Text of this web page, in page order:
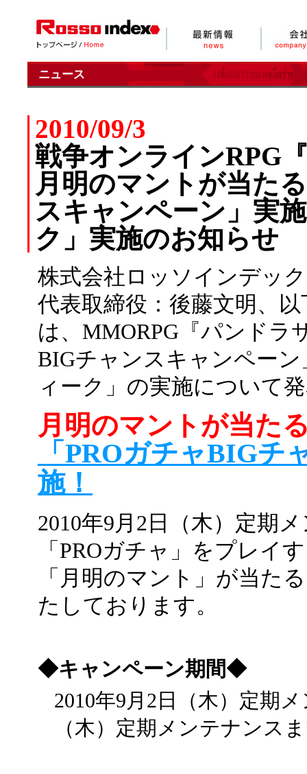
ニュース
2010/09/3
戦争オンラインRPG
月明のマントが当た
スキャンペーン」実
ク」実施のお知らせ
株式会社ロッソインデッ
代表取締役：後藤文明、
は、MMORPG『パンドラ
BIGチャンスキャンペー
ィーク」の実施について
月明のマントが当た
「PROガチャBIGチ
施！
2010年9月2日（木）定期
「PROガチャ」をプレイ
「月明のマント」が当た
たしております。
◆キャンペーン期間◆
2010年9月2日（木）定期
（木）定期メンテナンス